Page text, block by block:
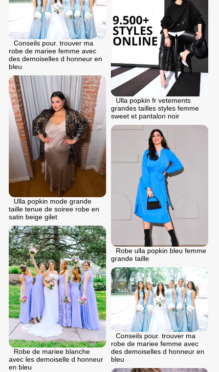
Conseils pour. trouver ma
robe de mariee femme avec
des demoiselles d honneur en
bleu
Ulla popkin fr vetements
grandes tailles styles femme
sweet et pantalon noir
Ulla popkin mode grande
taille tenue de soiree robe en
satin beige gilet
Robe ulla popkin bleu femme
grande taille
Robe de mariee blanche
avec les demoiselle d honneur
en bleu
Conseils pour. trouver ma
robe de mariee femme avec
des demoiselles d honneur en
bleu